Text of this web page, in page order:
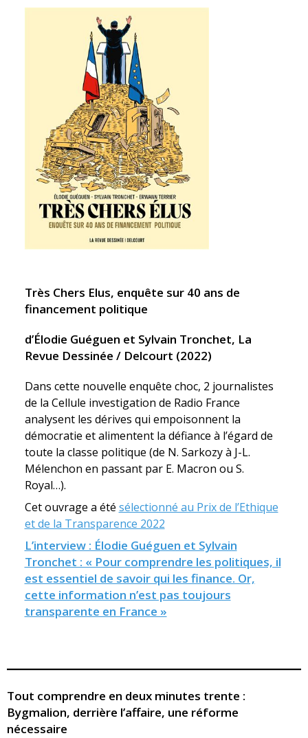
Très Chers Elus, enquête sur 40 ans de
financement politique
d’Élodie Guéguen et Sylvain Tronchet, La
Revue Dessinée / Delcourt (2022)
Dans cette nouvelle enquête choc, 2 journalistes
de la Cellule investigation de Radio France
analysent les dérives qui empoisonnent la
démocratie et alimentent la défiance à l’égard de
toute la classe politique (de N. Sarkozy à J-L.
Mélenchon en passant par E. Macron ou S.
Royal…).
Cet ouvrage a été sélectionné au Prix de l’Ethique
et de la Transparence 2022
L’interview : Élodie Guéguen et Sylvain
Tronchet : « Pour comprendre les politiques, il
est essentiel de savoir qui les finance. Or,
cette information n’est pas toujours
transparente en France »
Tout comprendre en deux minutes trente :
Bygmalion, derrière l’affaire, une réforme
nécessaire